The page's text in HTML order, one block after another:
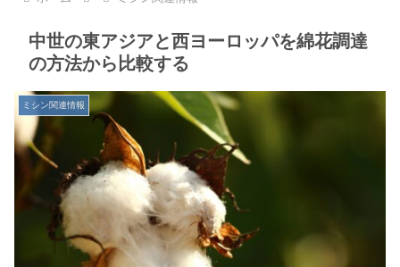
中世の東アジアと西ヨーロッパを綿花調達
の方法から比較する
ミシン関連情報